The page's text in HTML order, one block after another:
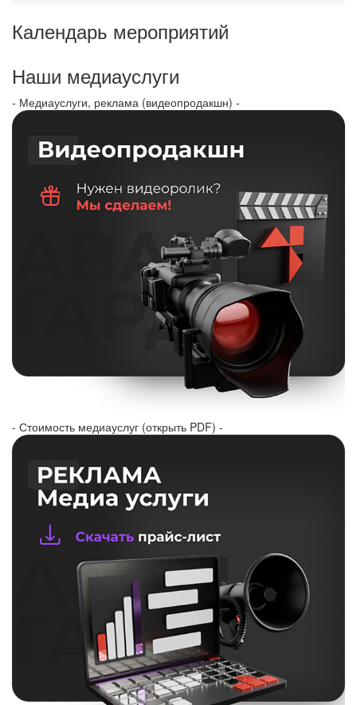
Календарь мероприятий
Наши медиауслуги
- Медиауслуги, реклама (видеопродакшн) -
- Стоимость медиауслуг (открыть PDF) -